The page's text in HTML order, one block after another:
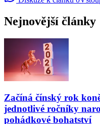
Nejnovější články
Začíná čínský rok
jednotlivé ročníky
pohádkové bohatství